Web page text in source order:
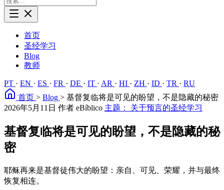
首页
圣经学习
Blog
教师
PT · EN · ES · FR · DE · IT · AR · HI · ZH · ID · TR · RU
首页 > Blog > 基督复临将是可见的盼望，不是隐藏的秘密
2026年5月11日 作者 eBíblico 主题： 关于预言的圣经学习
基督复临将是可见的盼望，不是隐藏的秘
密
耶稣再来是基督徒伟大的盼望：亲自、可见、荣耀，并与最终
恢复相连。